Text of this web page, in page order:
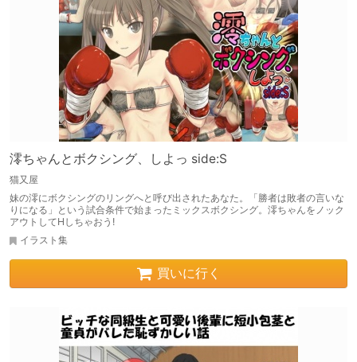
澪ちゃんとボクシング、しよっ side:S
猫又屋
妹の澪にボクシングのリングへと呼び出されたあなた。「勝者は敗者の言いな
りになる」という試合条件で始まったミックスボクシング。澪ちゃんをノック
アウトしてHしちゃおう!
イラスト集
買いに行く